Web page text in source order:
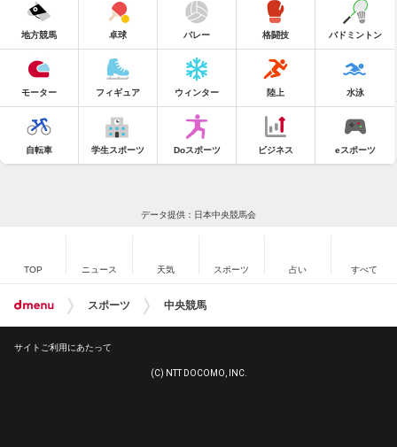
地方競馬 卓球 バレー 格闘技 バドミントン
モーター フィギュア ウィンター 陸上 水泳
自転車 学生スポーツ Doスポーツ ビジネス eスポーツ
データ提供：日本中央競馬会
TOP ニュース 天気 スポーツ 占い すべて
スポーツ 中央競馬
サイトご利用にあたって
(C) NTT DOCOMO, INC.